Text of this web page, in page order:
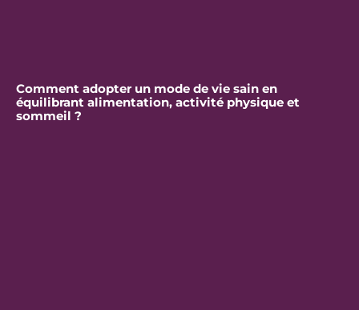
Comment adopter un mode de vie sain en
équilibrant alimentation, activité physique et
sommeil ?